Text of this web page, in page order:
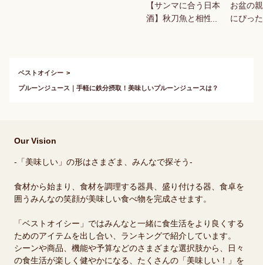
【サンマに合う日本
酒】秋刀魚と相性抜
お盆の
にぴっ
ベストオイシー
プルーンジュース｜手軽に鉄分摂取！美味しいプルーンジュースは？
Our Vision
-「美味しい」の形はさまざま、みんなで探そう-
食材から始まり、食材を調理する器具、盛り付ける器、食卓を
囲うみんなの笑顔が美味しい食べ物を完成させます。
「ベストオイシー」ではみんなと一緒に食生活をより良くする
ためのアイテムを出し合い、ランキングで紹介しています。
シーンや商品、機能や予算などのさまざまな選択肢から、日々
の食生活が楽しく健やかになる、たくさんの「美味しい！」を